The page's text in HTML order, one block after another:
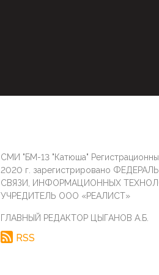
СМИ "БМ-13 "Катюша"
2020 г. зарегистрировано
СВЯЗИ, ИНФОРМАЦИОННЫХ
УЧРЕДИТЕЛЬ ООО «РЕАЛИСТ»
ГЛАВНЫЙ РЕДАКТОР ЦЫГАНОВ А.Б.
RSS